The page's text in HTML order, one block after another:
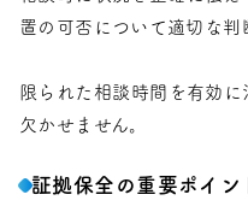
置の可否について適切な判
限られた相談時間を有効
欠かせません。
証拠保全の重要ポイン